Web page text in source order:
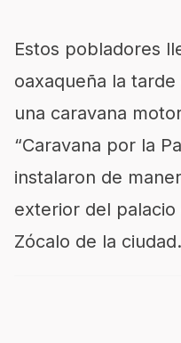
Estos pobladores
oaxaqueña la
una caravana
“Caravana por la
instalaron de
exterior del
Zócalo de la ciudad.